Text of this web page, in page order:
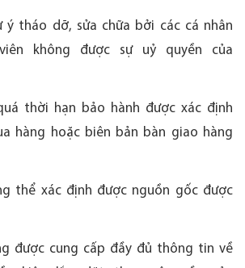
ý tháo dỡ, sửa chữa bởi các cá nhân
không được sự uỷ quyền của
thời hạn bảo hành được xác định
hàng hoặc biên bản bàn giao hàng
thể xác định được nguồn gốc được
được cung cấp đầy đủ thông tin về